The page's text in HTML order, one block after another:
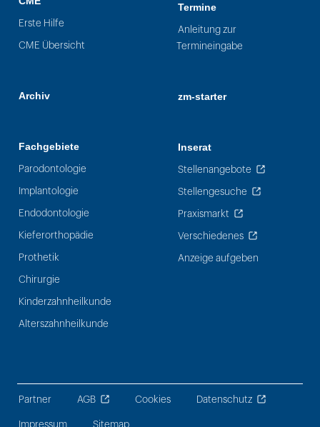
Erste Hilfe
CME Übersicht
Archiv
Fachgebiete
Parodontologie
Implantologie
Endodontologie
Kieferorthopädie
Prothetik
Chirurgie
Kinderzahnheilkunde
Alterszahnheilkunde
Termine
Anleitung zur
Termineingabe
zm-starter
Inserat
Stellenangebote
Stellengesuche
Praxismarkt
Verschiedenes
Anzeige aufgeben
Partner AGB Cookies Datenschutz
Impressum Sitemap